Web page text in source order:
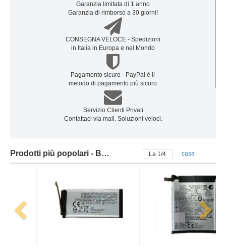
Garanzia limitata di 1 anno
Garanzia di rimborso a 30 giorni!
CONSEGNA VELOCE - Spedizioni
in Italia in Europa e nel Mondo
Pagamento sicuro - PayPal è il
metodo di pagamento più sicuro
Servizio Clienti Privati
Contattaci via mail. Soluzioni veloci.
Prodotti più popolari - Batteria motorola La 2/4 casa